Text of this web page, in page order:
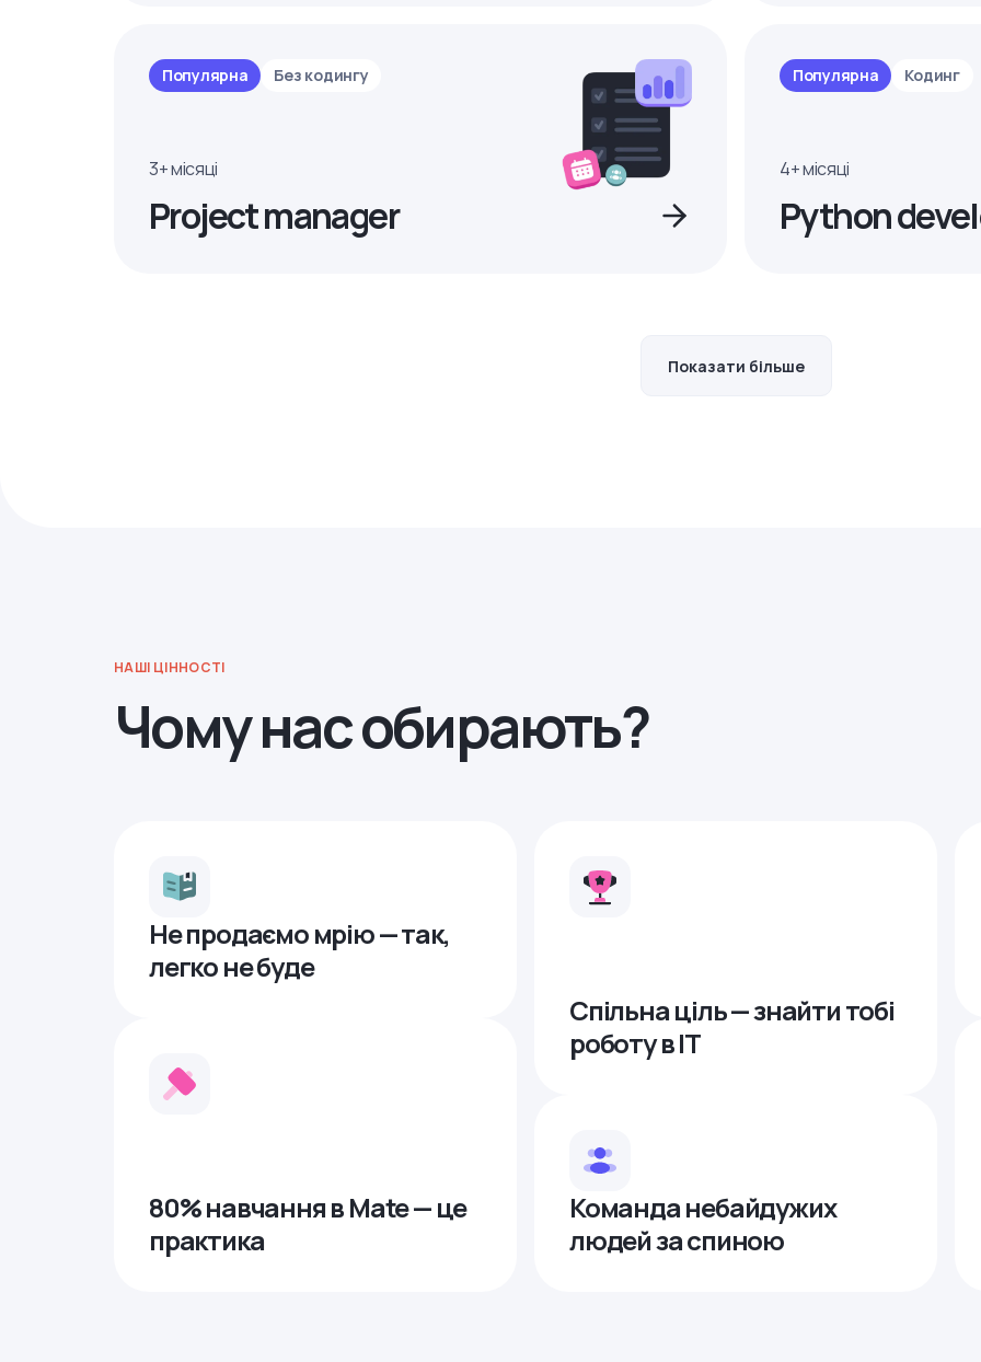
Популярна Без кодингу
3+ місяці
Project manager
Популярна Кодинг
4+ місяці
Python
Показати більше
НАШІ ЦІННОСТІ
Чому нас обирають?
Не продаємо мрію — так,
легко не буде
80% навчання в Mate — це
практика
Спільна ціль — знайти тобі
роботу в ІТ
Команда небайдужих
людей за спиною